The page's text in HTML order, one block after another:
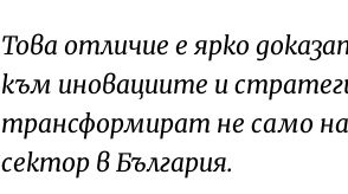
Това отличие е ярко
към иновациите и
трансформират не само
сектор в България.